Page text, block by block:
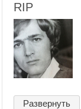
RIP
Развернуть